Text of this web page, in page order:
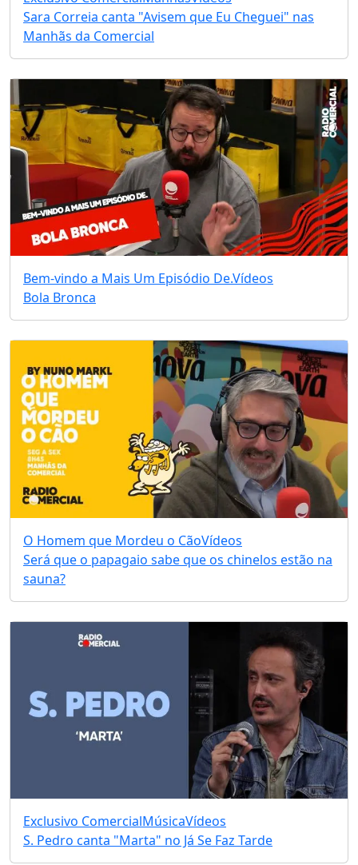
Sara Correia canta "Avisem que Eu Cheguei" nas
Manhãs da Comercial
Bem-vindo a Mais Um Episódio De.Vídeos
Bola Bronca
O Homem que Mordeu o CãoVídeos
Será que o papagaio sabe que os chinelos estão na
sauna?
Exclusivo ComercialMúsicaVídeos
S. Pedro canta "Marta" no Já Se Faz Tarde